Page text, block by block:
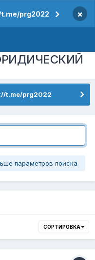
prg2022 ×
t.me/prg2022
параметров поиска
СОРТИРОВКА